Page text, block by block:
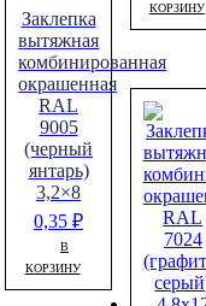
Заклепка
вытяжная
комбинированная
окрашенная
RAL
9005
(черный
янтарь)
3,2×8
0,35₽
В
КОРЗИНУ
КОРЗИНУ